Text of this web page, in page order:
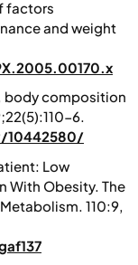
factors
and weight
body composition
6.
10442580/
Low
With Obesity. The
. 110:9,